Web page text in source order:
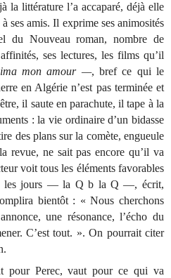
la littérature l’a accaparé, déjà elle
ses amis. Il exprime ses animosités
du Nouveau roman, nombre de
ses lectures, les films qu’il
mon amour —, bref ce qui le
en Algérie n’est pas terminée et
il saute en parachute, il tape à la
: la vie ordinaire d’un bidasse
des plans sur la comète, engueule
revue, ne sait pas encore qu’il va
voit tous les éléments favorables
les jours ­— la Q b la Q —, écrit,
bientôt : « Nous cherchons
une résonance, l’écho du
C’est tout. ». On pourrait citer
pour Perec, vaut pour ce qui va